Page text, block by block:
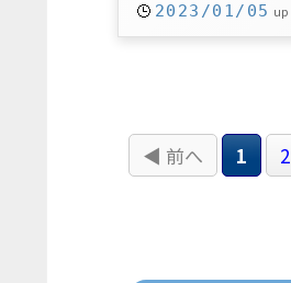
2023/01/05 up
◀ 前へ 1 2